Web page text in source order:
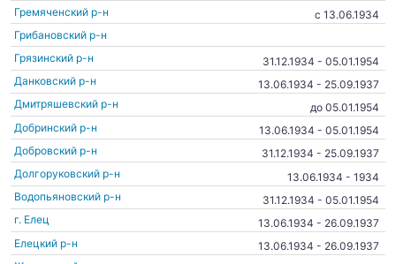
Гремяченский р-н
c 13.06.1934
Грибановский р-н
Грязинский р-н
31.12.1934 - 05.01.1954
Данковский р-н
13.06.1934 - 25.09.1937
Дмитряшевский р-н
до 05.01.1954
Добринский р-н
13.06.1934 - 05.01.1954
Добровский р-н
31.12.1934 - 25.09.1937
Долгоруковский р-н
13.06.1934 - 1934
Водопьяновский р-н
31.12.1934 - 05.01.1954
г. Елец
13.06.1934 - 26.09.1937
Елецкий р-н
13.06.1934 - 26.09.1937